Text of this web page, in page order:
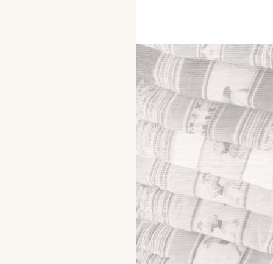
anzi tantissimi. Ma i cappelli di cui vi parlo sono 100%